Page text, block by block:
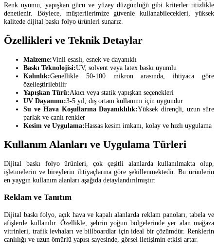
Renk uyumu, yapışkan gücü ve yüzey düzgünlüğü gibi kriterler titizlikle
denetlenir. Böylece, müşterilerimize güvenle kullanabilecekleri, yüksek
kalitede dijital baskı folyo ürünleri sunarız.
Özellikleri ve Teknik Detaylar
Malzeme:Vinil esaslı, esnek ve dayanıklı
Baskı Teknolojisi:UV, solvent veya latex baskı uyumlu
Kalınlık:Genellikle 50-100 mikron arasında, ihtiyaca göre
özelleştirilebilir
Yapışkan Türü:Akıcı veya statik yapışkan seçenekleri
UV Dayanımı:3-5 yıl, dış ortam kullanımı için uygundur
Su ve Hava Koşullarına Dayanıklılık:Yüksek dirençli, uzun süre
parlak ve canlı renkler
Kesim ve Uygulama:Hassas kesim imkanı, kolay ve hızlı uygulama
Kullanım Alanları ve Uygulama Türleri
Dijital baskı folyo ürünleri, çok çeşitli alanlarda kullanılmakta olup,
işletmelerin ve bireylerin ihtiyaçlarına göre şekillenmektedir. Bu ürünlerin
en yaygın kullanım alanları aşağıda detaylandırılmıştır:
Reklam ve Tanıtım
Dijital baskı folyo, açık hava ve kapalı alanlarda reklam panoları, tabela ve
afişlerde kullanılır. Özellikle, şehrin yoğun bölgelerinde yer alan mağaza
vitrinleri, trafik levhaları ve billboardlar için ideal bir çözümdür. Renklerin
canlılığı ve uzun ömürlü yapısı sayesinde, görsel iletişimin etkisi artar.